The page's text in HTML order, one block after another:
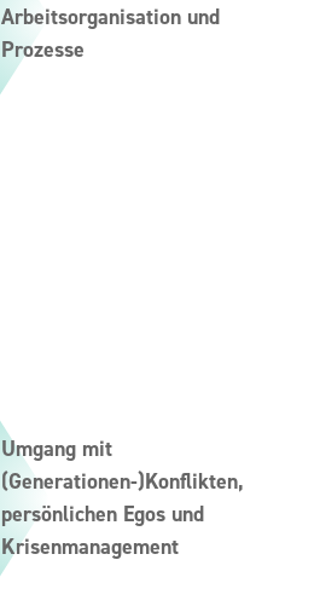
Arbeitsorganisation und
Prozesse
Umgang mit
(Generationen-)Konflikten,
persönlichen Egos und
Krisenmanagement